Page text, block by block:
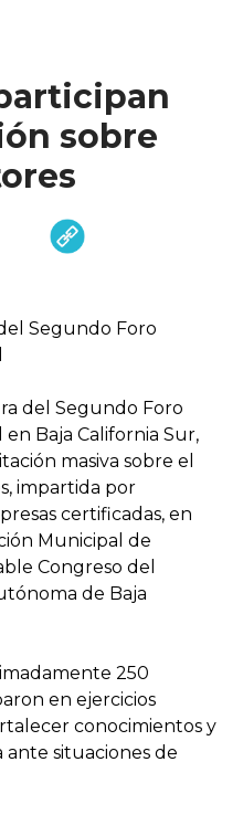
sobre
Segundo Foro
del Segundo Foro
Baja California Sur,
masiva sobre el
impartida por
certificadas, en
Municipal de
Congreso del
de Baja
250
en ejercicios
conocimientos y
ante situaciones de